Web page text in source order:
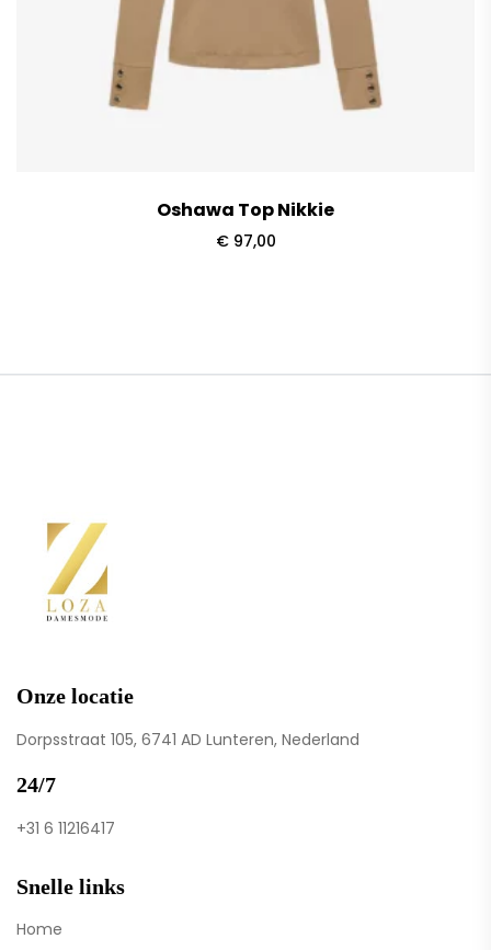
Oshawa Top Nikkie
€97,00
Onze locatie
Dorpsstraat 105, 6741 AD Lunteren, Nederland
24/7
+31 6 11216417
Snelle links
Home